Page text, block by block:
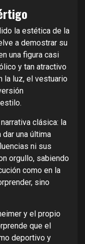
la estética de la
a demostrar su
una figura casi
y tan atractivo
la luz, el vestuario
clásica: la
una última
ni sus
orgullo, sabiendo
como en la
sino
y el propio
que el
deportivo y